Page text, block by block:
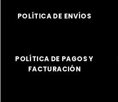
POLÍTICA DE ENVÍOS
POLÍTICA DE PAGOS Y
FACTURACIÓN